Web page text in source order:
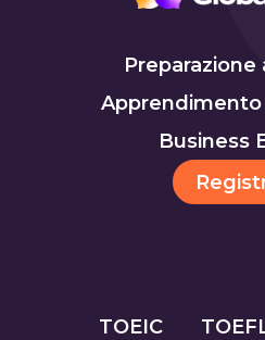
Preparazione
Business
TOEIC